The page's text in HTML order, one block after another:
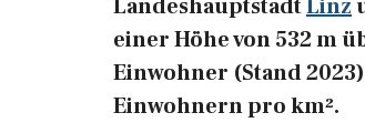
LandeshauptstadtLinz
einer Höhe von 532 m
Einwohner (Stand
Einwohnern pro km².